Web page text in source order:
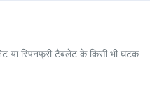
या स्पिनफ्री टैबलेट के किसी भी घटक